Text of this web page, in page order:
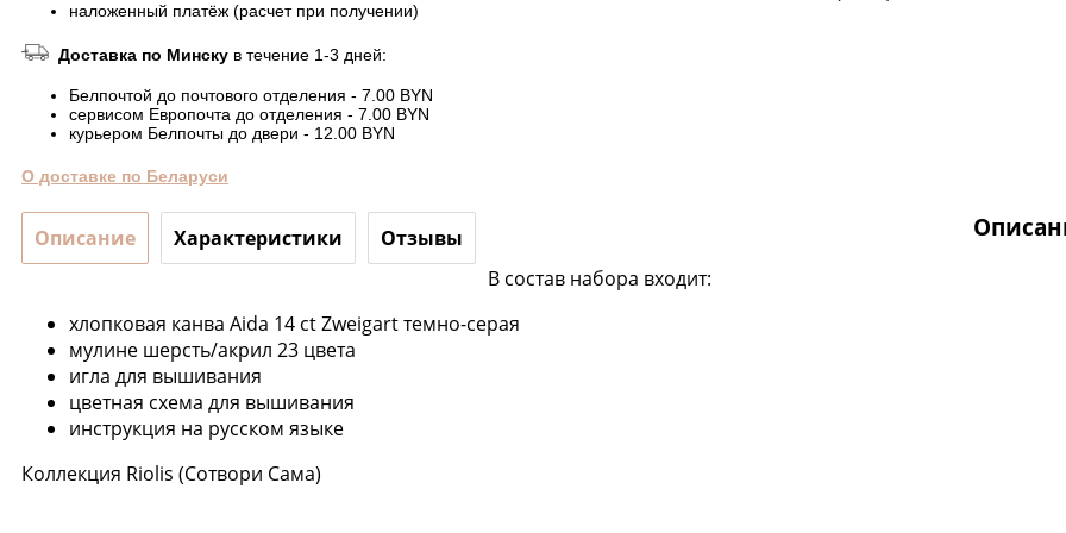
наложенный платёж (расчет при получении)
Доставка по Минску в течение 1-3 дней:
Белпочтой до почтового отделения - 7.00 BYN
сервисом Европочта до отделения - 7.00 BYN
курьером Белпочты до двери - 12.00 BYN
О доставке по Беларуси
Описание Характеристики Отзывы
В состав набора входит:
хлопковая канва Aida 14 ct Zweigart темно-серая
мулине шерсть/акрил 23 цвета
игла для вышивания
цветная схема для вышивания
инструкция на русском языке
Коллекция Riolis (Сотвори Сама)